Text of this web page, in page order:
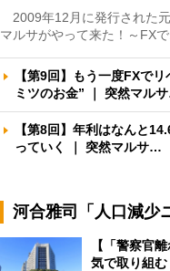
2009年12月に発行された
マルサがやって来た！～FX
【第9回】もう一度FXで
ミツのお金” ｜ 突然マル
【第8回】年利はなんと
っていく ｜ 突然マルサ…
河合雅司「人口減少
【「警察官
気で取り組